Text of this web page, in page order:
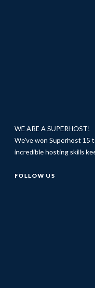
WE ARE A SUPERHOST!
We've won Superhost 15
incredible hosting skills
FOLLOW US